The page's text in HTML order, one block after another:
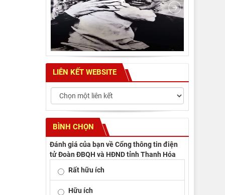
LIÊN KẾT WEBSITE
BÌNH CHỌN
Đánh giá của bạn về Cổng thông tin điện
tử Đoàn ĐBQH và HĐND tỉnh Thanh Hóa
Rất hữu ích
Hữu ích